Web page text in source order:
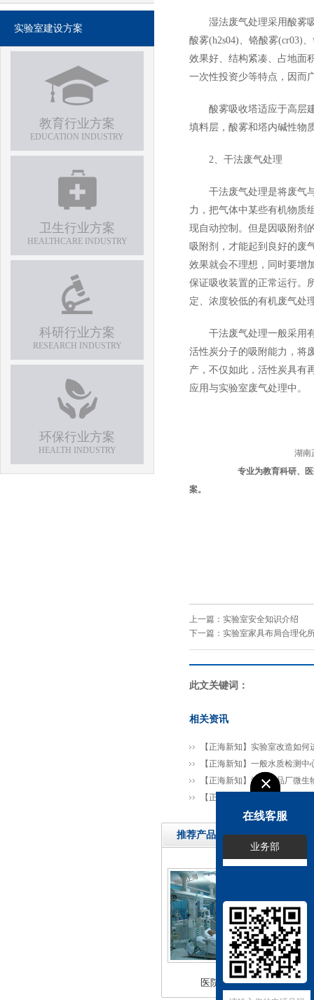
实验室建设方案
教育行业方案
EDUCATION INDUSTRY
卫生行业方案
HEALTHCARE INDUSTRY
科研行业方案
RESEARCH INDUSTRY
环保行业方案
HEALTH INDUSTRY
湿法废气处理采用酸雾
酸雾(h2s04)、铬酸雾(cr03)
效果好、结构紧凑、占地面
一次性投资少等特点，因而
酸雾吸收塔适应于高层
填料层，酸雾和塔内碱性物
2、干法废气处理
干法废气处理是将废气
力，把气体中某些有机物质
现自动控制。但是因吸附剂
吸附剂，才能起到良好的废
效果就会不理想，同时要增
保证吸收装置的正常运行。
定、浓度较低的有机废气处
干法废气处理一般采用
活性炭分子的吸附能力，将
产，不仅如此，活性炭具有
应用与实验室废气处理中。
湖南正海实验室设备有
专业为教育科研、
案。
上一篇： 实验室安全知识介绍
下一篇： 实验室家具布局合理化
此文关键词：
相关资讯
【正海新知】实验室改造如何
【正海新知】一般水质检测
【正海新知】浅谈食品厂微
【正海新知】模块化设计实
推荐产品
医院检测中心
在线客服
业务部